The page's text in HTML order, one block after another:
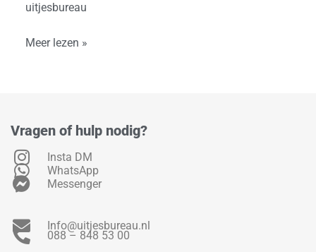
uitjesbureau
Meer lezen »
Vragen of hulp nodig?
Insta DM
WhatsApp
Messenger
Info@uitjesbureau.nl
088 – 848 53 00